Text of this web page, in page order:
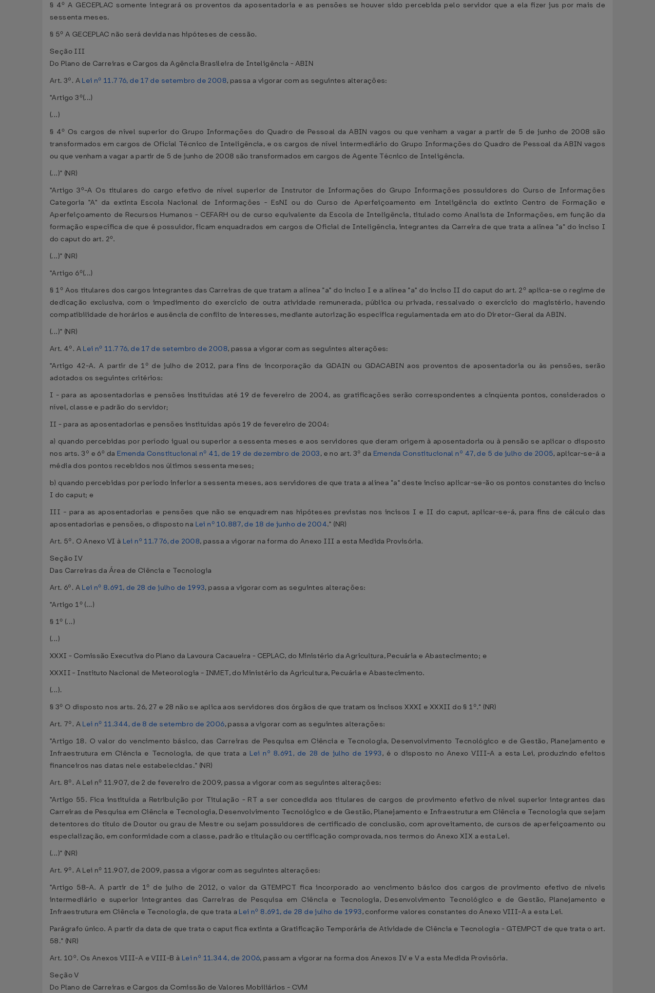
§ 4º A GECEPLAC somente integrará os proventos da aposentadoria e as pensões se houver sido percebida pelo servidor que a ela fizer jus por mais de
sessenta meses.
§ 5º A GECEPLAC não será devida nas hipóteses de cessão.
Seção III
Do Plano de Carreiras e Cargos da Agência Brasileira de Inteligência - ABIN
Art. 3º. A Lei nº 11.776, de 17 de setembro de 2008, passa a vigorar com as seguintes alterações:
"Artigo 3º(...)
(...)
§ 4º Os cargos de nível superior do Grupo Informações do Quadro de Pessoal da ABIN vagos ou que venham a vagar a partir de 5 de junho de 2008 são
transformados em cargos de Oficial Técnico de Inteligência, e os cargos de nível intermediário do Grupo Informações do Quadro de Pessoal da ABIN vagos
ou que venham a vagar a partir de 5 de junho de 2008 são transformados em cargos de Agente Técnico de Inteligência.
(...)" (NR)
"Artigo 3º-A Os titulares do cargo efetivo de nível superior de Instrutor de Informações do Grupo Informações possuidores do Curso de Informações
Categoria "A" da extinta Escola Nacional de Informações - EsNI ou do Curso de Aperfeiçoamento em Inteligência do extinto Centro de Formação e
Aperfeiçoamento de Recursos Humanos - CEFARH ou de curso equivalente da Escola de Inteligência, titulado como Analista de Informações, em função da
formação específica de que é possuidor, ficam enquadrados em cargos de Oficial de Inteligência, integrantes da Carreira de que trata a alínea "a" do inciso I
do caput do art. 2º.
(...)" (NR)
"Artigo 6º(...)
§ 1º Aos titulares dos cargos integrantes das Carreiras de que tratam a alínea "a" do inciso I e a alínea "a" do inciso II do caput do art. 2º aplica-se o regime de
dedicação exclusiva, com o impedimento do exercício de outra atividade remunerada, pública ou privada, ressalvado o exercício do magistério, havendo
compatibilidade de horários e ausência de conflito de interesses, mediante autorização específica regulamentada em ato do Diretor-Geral da ABIN.
(...)" (NR)
Art. 4º. A Lei nº 11.776, de 17 de setembro de 2008, passa a vigorar com as seguintes alterações:
"Artigo 42-A. A partir de 1º de julho de 2012, para fins de incorporação da GDAIN ou GDACABIN aos proventos de aposentadoria ou às pensões, serão
adotados os seguintes critérios:
I - para as aposentadorias e pensões instituídas até 19 de fevereiro de 2004, as gratificações serão correspondentes a cinqüenta pontos, considerados o
nível, classe e padrão do servidor;
II - para as aposentadorias e pensões instituídas após 19 de fevereiro de 2004:
a) quando percebidas por período igual ou superior a sessenta meses e aos servidores que deram origem à aposentadoria ou à pensão se aplicar o disposto
nos arts. 3º e 6º da Emenda Constitucional nº 41, de 19 de dezembro de 2003, e no art. 3º da Emenda Constitucional nº 47, de 5 de julho de 2005, aplicar-se-á a
média dos pontos recebidos nos últimos sessenta meses;
b) quando percebidas por período inferior a sessenta meses, aos servidores de que trata a alínea "a" deste inciso aplicar-se-ão os pontos constantes do inciso
I do caput; e
III - para as aposentadorias e pensões que não se enquadrem nas hipóteses previstas nos incisos I e II do caput, aplicar-se-á, para fins de cálculo das
aposentadorias e pensões, o disposto na Lei nº 10.887, de 18 de junho de 2004." (NR)
Art. 5º. O Anexo VI à Lei nº 11.776, de 2008, passa a vigorar na forma do Anexo III a esta Medida Provisória.
Seção IV
Das Carreiras da Área de Ciência e Tecnologia
Art. 6º. A Lei nº 8.691, de 28 de julho de 1993, passa a vigorar com as seguintes alterações:
"Artigo 1º (...)
§ 1º (...)
(...)
XXXI - Comissão Executiva do Plano da Lavoura Cacaueira - CEPLAC, do Ministério da Agricultura, Pecuária e Abastecimento; e
XXXII - Instituto Nacional de Meteorologia - INMET, do Ministério da Agricultura, Pecuária e Abastecimento.
(...).
§ 3º O disposto nos arts. 26, 27 e 28 não se aplica aos servidores dos órgãos de que tratam os incisos XXXI e XXXII do § 1º." (NR)
Art. 7º. A Lei nº 11.344, de 8 de setembro de 2006, passa a vigorar com as seguintes alterações:
"Artigo 18. O valor do vencimento básico, das Carreiras de Pesquisa em Ciência e Tecnologia, Desenvolvimento Tecnológico e de Gestão, Planejamento e
Infraestrutura em Ciência e Tecnologia, de que trata a Lei nº 8.691, de 28 de julho de 1993, é o disposto no Anexo VIII-A a esta Lei, produzindo efeitos
financeiros nas datas nele estabelecidas." (NR)
Art. 8º. A Lei nº 11.907, de 2 de fevereiro de 2009, passa a vigorar com as seguintes alterações:
"Artigo 55. Fica instituída a Retribuição por Titulação - RT a ser concedida aos titulares de cargos de provimento efetivo de nível superior integrantes das
Carreiras de Pesquisa em Ciência e Tecnologia, Desenvolvimento Tecnológico e de Gestão, Planejamento e Infraestrutura em Ciência e Tecnologia que sejam
detentores do título de Doutor ou grau de Mestre ou sejam possuidores de certificado de conclusão, com aproveitamento, de cursos de aperfeiçoamento ou
especialização, em conformidade com a classe, padrão e titulação ou certificação comprovada, nos termos do Anexo XIX a esta Lei.
(...)" (NR)
Art. 9º. A Lei nº 11.907, de 2009, passa a vigorar com as seguintes alterações:
"Artigo 58-A. A partir de 1º de julho de 2012, o valor da GTEMPCT fica incorporado ao vencimento básico dos cargos de provimento efetivo de níveis
intermediário e superior integrantes das Carreiras de Pesquisa em Ciência e Tecnologia, Desenvolvimento Tecnológico e de Gestão, Planejamento e
Infraestrutura em Ciência e Tecnologia, de que trata a Lei nº 8.691, de 28 de julho de 1993, conforme valores constantes do Anexo VIII-A a esta Lei.
Parágrafo único. A partir da data de que trata o caput fica extinta a Gratificação Temporária de Atividade de Ciência e Tecnologia - GTEMPCT de que trata o art.
58." (NR)
Art. 10º. Os Anexos VIII-A e VIII-B à Lei nº 11.344, de 2006, passam a vigorar na forma dos Anexos IV e V a esta Medida Provisória.
Seção V
Do Plano de Carreiras e Cargos da Comissão de Valores Mobiliários - CVM